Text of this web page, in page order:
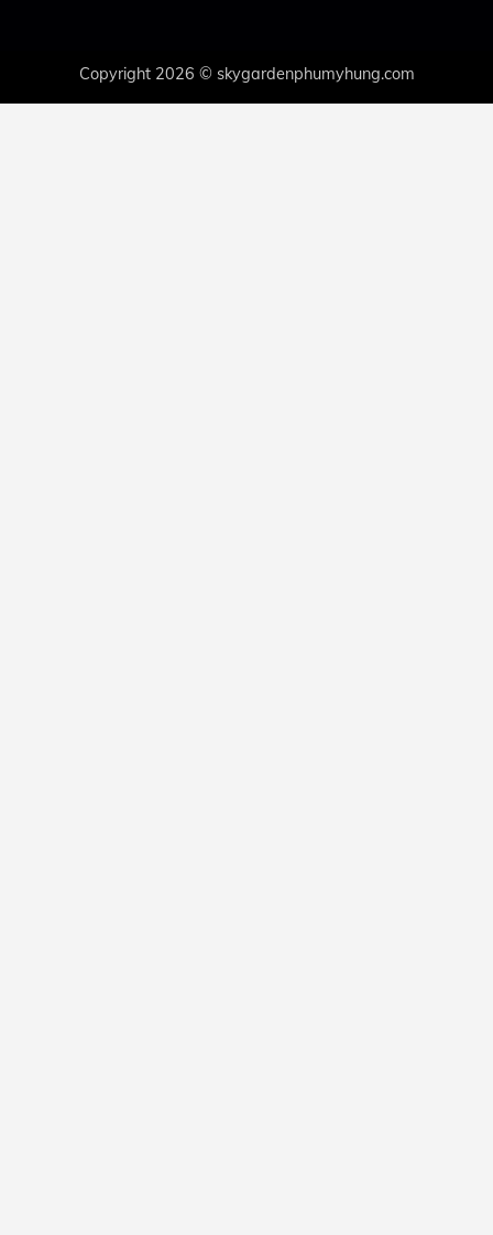
Copyright 2026 © skygardenphumyhung.com